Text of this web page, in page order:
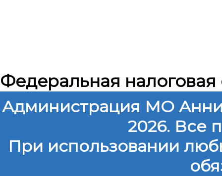
Федеральная налоговая
Администрация МО
2026. Все
При использовании